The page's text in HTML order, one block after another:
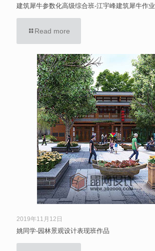
建筑犀牛参数化高级综合班-江宇峰建筑犀牛作业
Read more
2019年11月12日
姚同学-园林景观设计表现班作品